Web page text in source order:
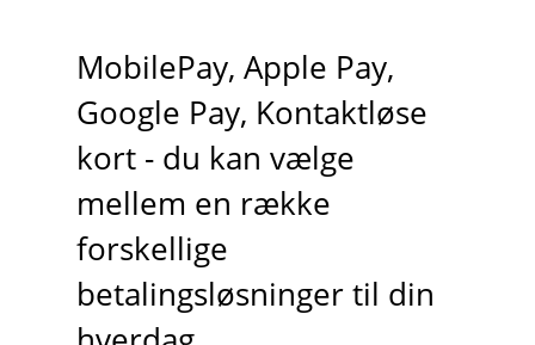
MobilePay, Apple Pay,
Google Pay, Kontaktløse
kort - du kan vælge
mellem en række
forskellige
betalingsløsninger til din